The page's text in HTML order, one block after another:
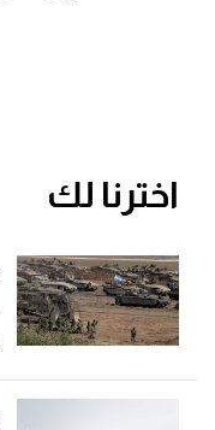
اخترنا لك